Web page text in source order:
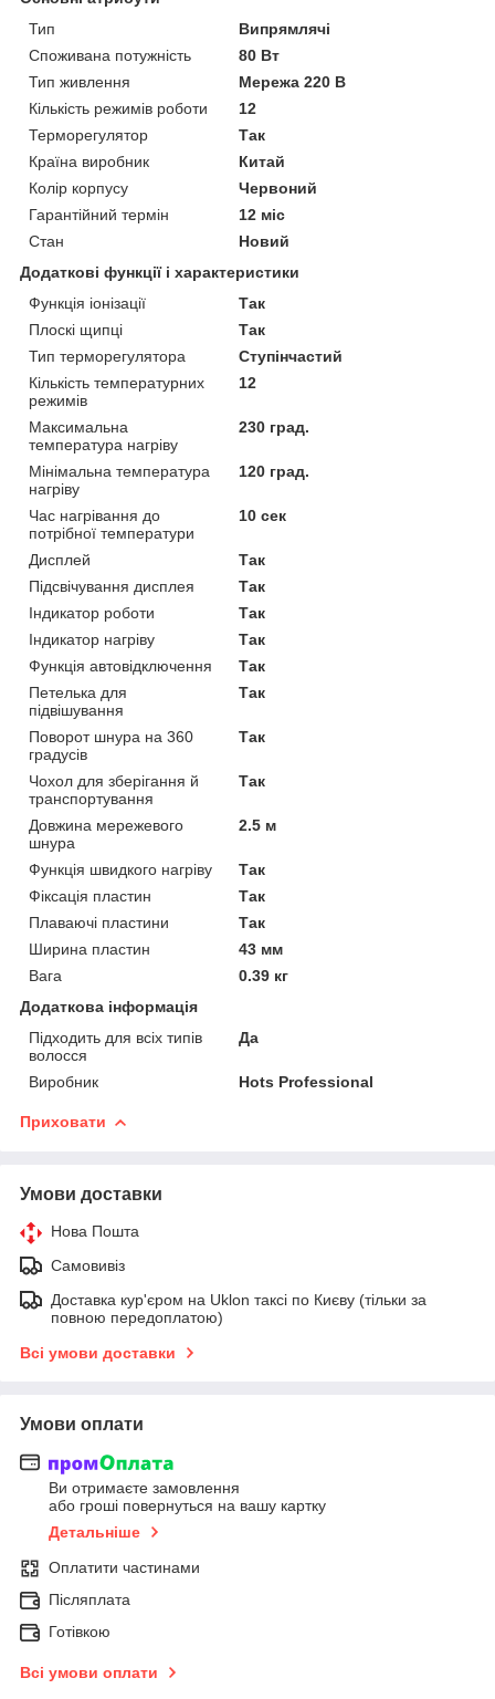
Тип
Випрямлячі
Споживана потужність
80 Вт
Тип живлення
Мережа 220 В
Кількість режимів роботи
12
Терморегулятор
Так
Країна виробник
Китай
Колір корпусу
Червоний
Гарантійний термін
12 міс
Стан
Новий
Додаткові функції і характеристики
Функція іонізації
Так
Плоскі щипці
Так
Тип терморегулятора
Ступінчастий
Кількість температурних
режимів
12
Максимальна
температура нагріву
230 град.
Мінімальна температура
нагріву
120 град.
Час нагрівання до
потрібної температури
10 сек
Дисплей
Так
Підсвічування дисплея
Так
Індикатор роботи
Так
Індикатор нагріву
Так
Функція автовідключення
Так
Петелька для
підвішування
Так
Поворот шнура на 360
градусів
Так
Чохол для зберігання й
транспортування
Так
Довжина мережевого
шнура
2.5 м
Функція швидкого нагріву
Так
Фіксація пластин
Так
Плаваючі пластини
Так
Ширина пластин
43 мм
Вага
0.39 кг
Додаткова інформація
Підходить для всіх типів
волосся
Да
Виробник Hots Professional
Приховати
Умови доставки
Нова Пошта
Самовивіз
Доставка кур'єром на Uklon таксі по Києву (тільки за
повною передоплатою)
Всі умови доставки
Умови оплати
Ви отримаєте замовлення
або гроші повернуться на вашу картку
Детальніше
Оплатити частинами
Післяплата
Готівкою
Всі умови оплати